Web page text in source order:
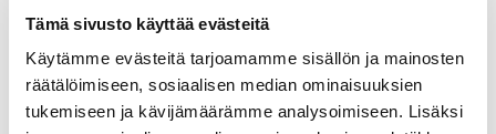
Tämä sivusto käyttää evästeitä
Käytämme evästeitä tarjoamamme sisällön ja mainosten
räätälöimiseen, sosiaalisen median ominaisuuksien
tukemiseen ja kävijämäärämme analysoimiseen. Lisäksi
suunnittelua, samoin kuin
tanssijoiden koreografiat.
Ammattikoreografit ja -
tanssijat Tiia Kasurinen ja
Ellinoora Lehti kertovat